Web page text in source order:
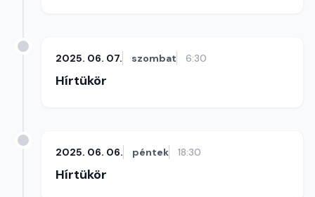
2025. 06. 07. szombat 6:30
Hírtükör
2025. 06. 06. péntek 18:30
Hírtükör